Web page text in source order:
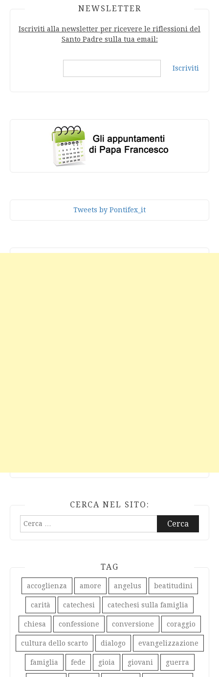
NEWSLETTER
Iscriviti alla newsletter per ricevere le riflessioni del
Santo Padre sulla tua email:
Iscriviti
Tweets by Pontifex_it
CERCA NEL SITO:
Ricerca
per:
TAG
accoglienza amore angelus beatitudini
carità catechesi catechesi sulla famiglia
chiesa confessione conversione coraggio
cultura dello scarto dialogo evangelizzazione
famiglia fede gioia giovani guerra